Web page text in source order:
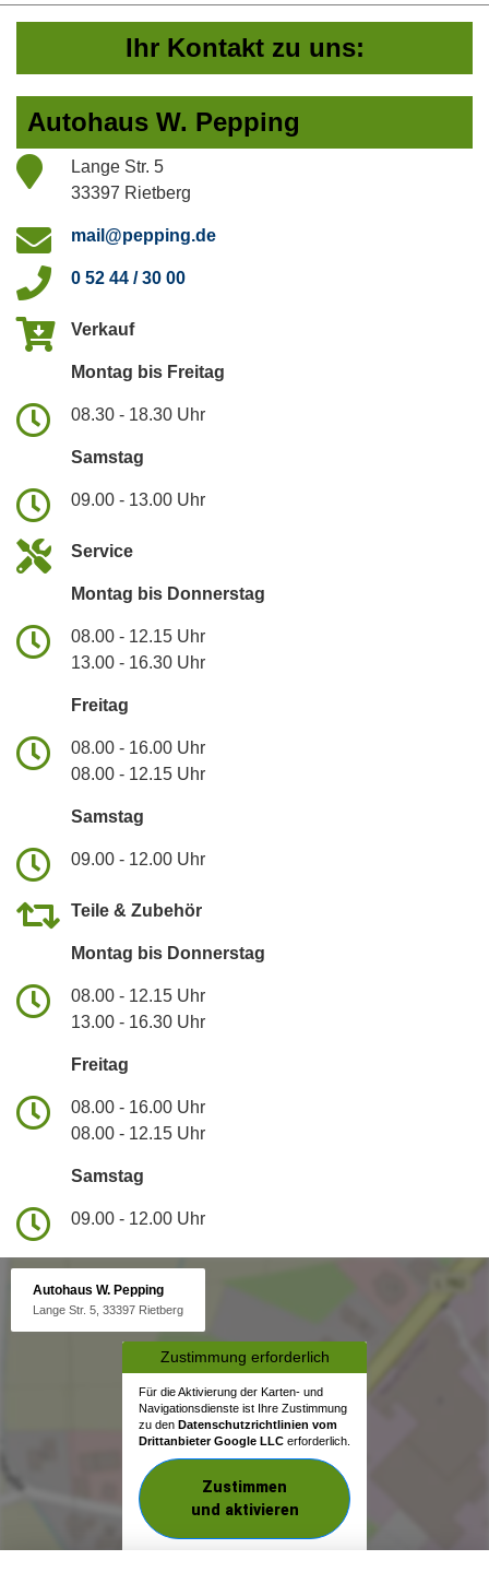
Ihr Kontakt zu uns:
Autohaus W. Pepping
Lange Str. 5
33397 Rietberg
mail@pepping.de
0 52 44 / 30 00
Verkauf
Montag bis Freitag
08.30 - 18.30 Uhr
Samstag
09.00 - 13.00 Uhr
Service
Montag bis Donnerstag
08.00 - 12.15 Uhr
13.00 - 16.30 Uhr
Freitag
08.00 - 16.00 Uhr
08.00 - 12.15 Uhr
Samstag
09.00 - 12.00 Uhr
Teile & Zubehör
Montag bis Donnerstag
08.00 - 12.15 Uhr
13.00 - 16.30 Uhr
Freitag
08.00 - 16.00 Uhr
08.00 - 12.15 Uhr
Samstag
09.00 - 12.00 Uhr
Autohaus W. Pepping
Lange Str. 5, 33397 Rietberg
Zustimmung erforderlich
Für die Aktivierung der Karten- und
Navigationsdienste ist Ihre Zustimmung
zu den Datenschutzrichtlinien vom
Drittanbieter Google LLC erforderlich.
Zustimmen
und aktivieren